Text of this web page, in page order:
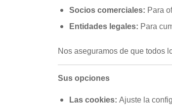
Socios comerciales: Para
Entidades legales: Para
Nos aseguramos de que todos
Sus opciones
Las cookies:Ajuste la